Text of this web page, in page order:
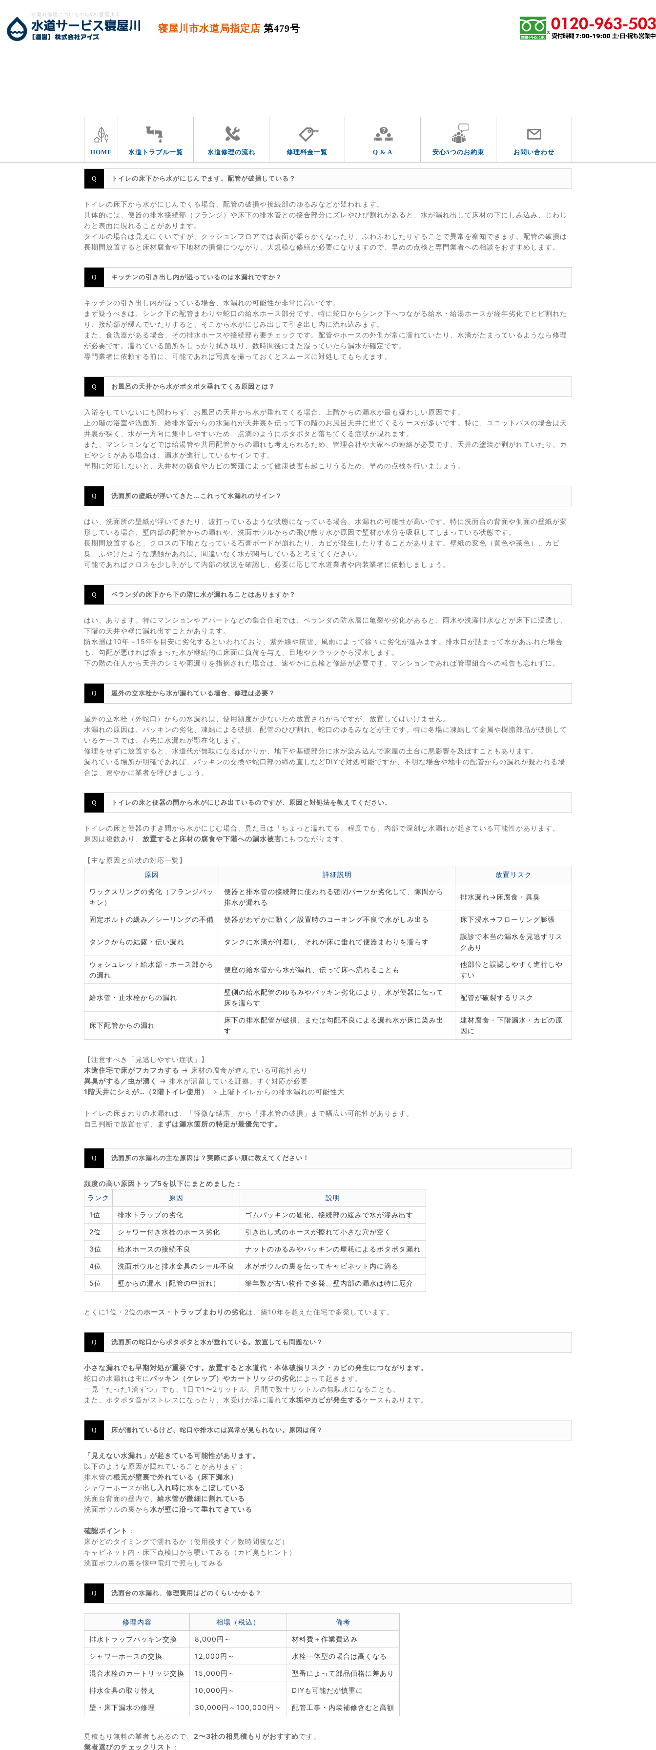
水漏れ修理についてのQ&A/寝屋川市
寝屋川市水道局指定店 第479号
HOME 水道トラブル一覧 水道修理の流れ 修理料金一覧 Q & A 安心5つのお約束 お問い合わせ
QUESTION & ANSWER
トイレの床下から水がにじんでます。配管が破損している？
トイレの床下から水がにじんでくる場合、配管の破損や接続部のゆるみなどが疑われます。
具体的には、便器の排水接続部（フランジ）や床下の排水管との接合部分にズレやひび割れがあると、水が漏れ出して床材の下にしみ込み、じわじ
わと表面に現れることがあります。
タイルの場合は見えにくいですが、クッションフロアでは表面が柔らかくなったり、ふわふわしたりすることで異常を察知できます。配管の破損は
長期間放置すると床材腐食や下地材の損傷につながり、大規模な修繕が必要になりますので、早めの点検と専門業者への相談をおすすめします。
キッチンの引き出し内が湿っているのは水漏れですか？
キッチンの引き出し内が湿っている場合、水漏れの可能性が非常に高いです。
まず疑うべきは、シンク下の配管まわりや蛇口の給水ホース部分です。特に蛇口からシンク下へつながる給水・給湯ホースが経年劣化でヒビ割れた
り、接続部が緩んでいたりすると、そこから水がにじみ出して引き出し内に流れ込みます。
また、食洗器がある場合、その排水ホースや接続部も要チェックです。配管やホースの外側が常に濡れていたり、水滴がたまっているようなら修理
が必要です。濡れている箇所をしっかり拭き取り、数時間後にまた湿っていたら漏水が確定です。
専門業者に依頼する前に、可能であれば写真を撮っておくとスムーズに対処してもらえます。
お風呂の天井から水がポタポタ垂れてくる原因とは？
入浴をしていないにも関わらず、お風呂の天井から水が垂れてくる場合、上階からの漏水が最も疑わしい原因です。
上の階の浴室や洗面所、給排水管からの水漏れが天井裏を伝って下の階のお風呂天井に出てくるケースが多いです。特に、ユニットバスの場合は天
井裏が狭く、水が一方向に集中しやすいため、点滴のようにポタポタと落ちてくる症状が現れます。
また、マンションなどでは給湯管や共用配管からの漏れも考えられるため、管理会社や大家への連絡が必要です。天井の塗装が剥がれていたり、カ
ビやシミがある場合は、漏水が進行しているサインです。
早期に対応しないと、天井材の腐食やカビの繁殖によって健康被害も起こりうるため、早めの点検を行いましょう。
洗面所の壁紙が浮いてきた…これって水漏れのサイン？
はい、洗面所の壁紙が浮いてきたり、波打っているような状態になっている場合、水漏れの可能性が高いです。特に洗面台の背面や側面の壁紙が変
形している場合、壁内部の配管からの漏れや、洗面ボウルからの飛び散り水が原因で壁材が水分を吸収してしまっている状態です。
長期間放置すると、クロスの下地となっている石膏ボードが崩れたり、カビが発生したりすることがあります。壁紙の変色（黄色や茶色）、カビ
臭、ふやけたような感触があれば、間違いなく水が関与していると考えてください。
可能であればクロスを少し剥がして内部の状況を確認し、必要に応じて水道業者や内装業者に依頼しましょう。
ベランダの床下から下の階に水が漏れることはありますか？
はい、あります。特にマンションやアパートなどの集合住宅では、ベランダの防水層に亀裂や劣化があると、雨水や洗濯排水などが床下に浸透し、
下階の天井や壁に漏れ出すことがあります。
防水層は10年～15年を目安に劣化するといわれており、紫外線や積雪、風雨によって徐々に劣化が進みます。排水口が詰まって水があふれた場合
も、勾配が悪ければ溜まった水が継続的に床面に負荷を与え、目地やクラックから浸水します。
下の階の住人から天井のシミや雨漏りを指摘された場合は、速やかに点検と修繕が必要です。マンションであれば管理組合への報告も忘れずに。
屋外の立水栓から水が漏れている場合、修理は必要？
屋外の立水栓（外蛇口）からの水漏れは、使用頻度が少ないため放置されがちですが、放置してはいけません。
水漏れの原因は、パッキンの劣化、凍結による破損、配管のひび割れ、蛇口のゆるみなどが主です。特に冬場に凍結して金属や樹脂部品が破損して
いるケースでは、春先に水漏れが顕在化します。
修理をせずに放置すると、水道代が無駄になるばかりか、地下や基礎部分に水が染み込んで家屋の土台に悪影響を及ぼすこともあります。
漏れている場所が明確であれば、パッキンの交換や蛇口部の締め直しなどDIYで対処可能ですが、不明な場合や地中の配管からの漏れが疑われる場
合は、速やかに業者を呼びましょう。
トイレの床と便器の間から水がにじみ出ているのですが、原因と対処法を教えてください。
トイレの床と便器のすき間から水がにじむ場合、見た目は「ちょっと濡れてる」程度でも、内部で深刻な水漏れが起きている可能性があります。
原因は複数あり、 放置すると床材の腐食や下階への漏水被害にもつながります。
【主な原因と症状の対応一覧】
原因
詳細説明 放置リスク
ワックスリングの劣化（フランジパッ
キン）
便器と排水管の接続部に使われる密閉パーツが劣化して、隙間から
排水が漏れる
排水漏れ→床腐食・異臭
固定ボルトの緩み／シーリングの不備 便器がわずかに動く／設置時のコーキング不良で水がしみ出る 床下浸水→フローリング膨張
タンクからの結露・伝い漏れ タンクに水滴が付着し、それが床に垂れて便器まわりを濡らす
誤診で本当の漏水を見逃すリス
クあり
ウォシュレット給水部・ホース部から
の漏れ
便座の給水管から水が漏れ、伝って床へ流れることも
他部位と誤認しやすく進行しや
すい
給水管・止水栓からの漏れ
壁側の給水配管のゆるみやパッキン劣化により、水が便器に伝って
床を濡らす
配管が破裂するリスク
床下配管からの漏れ
床下の排水配管が破損、または勾配不良による漏れ水が床に染み出
す
建材腐食・下階漏水・カビの原
因に
【注意すべき「見逃しやすい症状」】
木造住宅で床がフカフカする → 床材の腐食が進んでいる可能性あり
異臭がする／虫が湧く
→ 排水が滞留している証拠。すぐ対応が必要
1階天井にシミが…（2階トイレ使用）
→ 上階トイレからの排水漏れの可能性大
トイレの床まわりの水漏れは、「軽微な結露」から「排水管の破損」まで幅広い可能性があります。
自己判断で放置せず、
まずは漏水箇所の特定が最優先です。
洗面所の水漏れの主な原因は？実際に多い順に教えてください！
頻度の高い原因トップ5を以下にまとめました：
ランク
原因 説明
1位 排水トラップの劣化 ゴムパッキンの硬化、接続部の緩みで水が滲み出す
2位 シャワー付き水栓のホース劣化 引き出し式のホースが擦れて小さな穴が空く
3位 給水ホースの接続不良 ナットのゆるみやパッキンの摩耗によるポタポタ漏れ
4位 洗面ボウルと排水金具のシール不良 水がボウルの裏を伝ってキャビネット内に滴る
5位 壁からの漏水（配管の中折れ） 築年数が古い物件で多発、壁内部の漏水は特に厄介
とくに1位・2位のホース・トラップまわりの劣化は、築10年を超えた住宅で多発しています。
洗面所の蛇口からポタポタと水が垂れている。放置しても問題ない？
小さな漏れでも早期対処が重要です。放置すると水道代・本体破損リスク・カビの発生につながります。
蛇口の水漏れは主にパッキン（ケレップ）やカートリッジの劣化によって起きます。
一見「たった1滴ずつ」でも、1日で1〜2リットル、月間で数十リットルの無駄水になることも。
また、ポタポタ音がストレスになったり、水受けが常に濡れて水垢やカビが発生するケースもあります。
床が濡れているけど、蛇口や排水には異常が見られない。原因は何？
「見えない水漏れ」が起きている可能性があります。
以下のような原因が隠れていることがあります：
排水管の根元が壁裏で外れている（床下漏水）
シャワーホースが出し入れ時に水をこぼしている
洗面台背面の壁内で、 給水管が微細に割れている
洗面ボウルの裏から水が壁に沿って垂れてきている
確認ポイント ：
床がどのタイミングで濡れるか（使用後すぐ／数時間後など）
キャビネット内・床下点検口から覗いてみる（カビ臭もヒント）
洗面ボウルの裏を懐中電灯で照らしてみる
洗面台の水漏れ、修理費用はどのくらいかかる？
修理内容 相場（税込） 備考
排水トラップパッキン交換 8,000円～ 材料費＋作業費込み
シャワーホースの交換 12,000円～ 水栓一体型の場合は高くなる
混合水栓のカートリッジ交換 15,000円～ 型番によって部品価格に差あり
排水金具の取り替え 10,000円～ DIYも可能だが慎重に
壁・床下漏水の修理 30,000円～100,000円～ 配管工事・内装補修含むと高額
見積もり無料の業者もあるので、 2〜3社の相見積もりがおすすめです。
業者選びのチェックリスト ：